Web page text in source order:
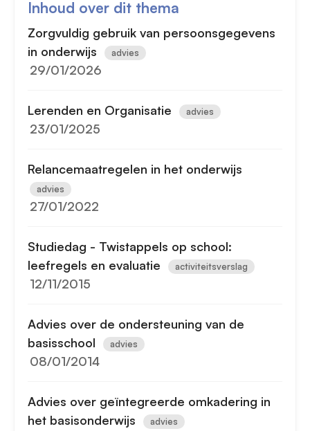
Inhoud over dit thema
Zorgvuldig gebruik van persoonsgegevens
in onderwijs
advies
29/01/2026
Lerenden en Organisatie advies
23/01/2025
Relancemaatregelen in het onderwijs
advies
27/01/2022
Studiedag - Twistappels op school:
leefregels en evaluatie
activiteitsverslag
12/11/2015
Advies over de ondersteuning van de
basisschool
advies
08/01/2014
Advies over geïntegreerde omkadering in
het basisonderwijs
advies